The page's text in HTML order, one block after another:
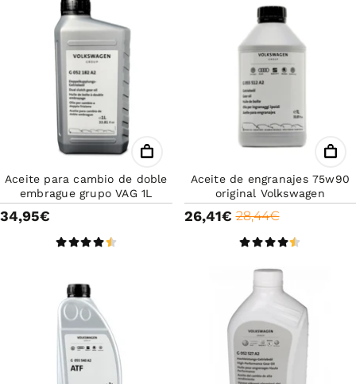
Aceite para cambio de doble
embrague grupo VAG 1L
34,95€
Aceite de engranajes 75w90
original Volkswagen
28,44€
26,41€